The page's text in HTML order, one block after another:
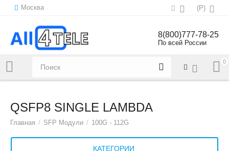
Москва (Р)
Напишите нам:sales@all4tele.com
8(800)777-78-25
По всей России
0
QSFP8 SINGLE LAMBDA
Главная / SFP Модули / 100G - 112G
КАТЕГОРИИ